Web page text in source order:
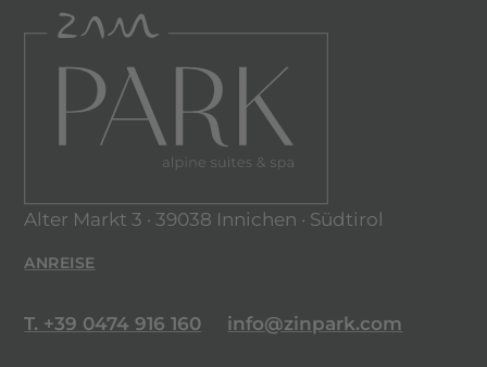
Alter Markt 3 · 39038 Innichen · Südtirol
ANREISE
T. +39 0474 916 160 info@zinpark.com